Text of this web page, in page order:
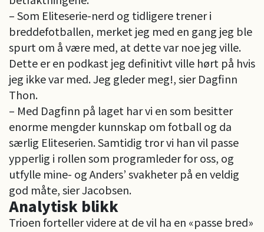
– Som Eliteserie-nerd og tidligere trener i
breddefotballen, merket jeg med en gang jeg ble
spurt om å være med, at dette var noe jeg ville.
Dette er en podkast jeg definitivt ville hørt på hvis
jeg ikke var med. Jeg gleder meg!, sier Dagfinn
Thon.
– Med Dagfinn på laget har vi en som besitter
enorme mengder kunnskap om fotball og da
særlig Eliteserien. Samtidig tror vi han vil passe
ypperlig i rollen som programleder for oss, og
utfylle mine- og Anders’ svakheter på en veldig
god måte, sier Jacobsen.
Analytisk blikk
Trioen forteller videre at de vil ha en «passe bred»